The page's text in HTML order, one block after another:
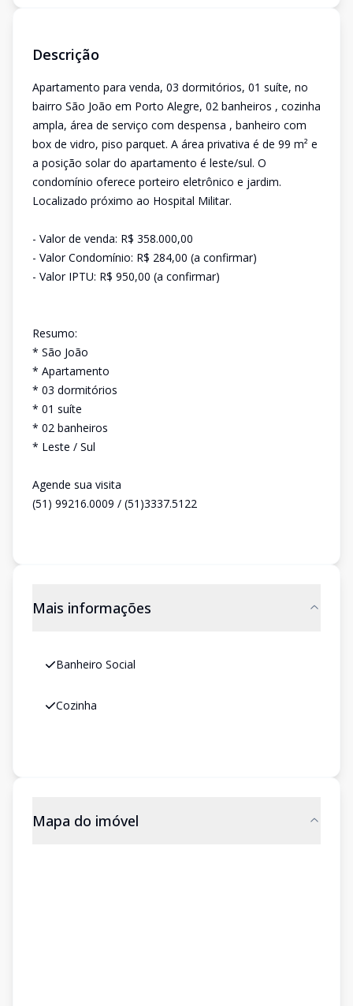
Descrição
Apartamento para venda, 03 dormitórios, 01 suíte, no
bairro São João em Porto Alegre, 02 banheiros , cozinha
ampla, área de serviço com despensa , banheiro com
box de vidro, piso parquet. A área privativa é de 99 m² e
a posição solar do apartamento é leste/sul. O
condomínio oferece porteiro eletrônico e jardim.
Localizado próximo ao Hospital Militar.
- Valor de venda: R$ 358.000,00
- Valor Condomínio: R$ 284,00 (a confirmar)
- Valor IPTU: R$ 950,00 (a confirmar)
Resumo:
* São João
* Apartamento
* 03 dormitórios
* 01 suíte
* 02 banheiros
* Leste / Sul
Agende sua visita
(51) 99216.0009 / (51)3337.5122
Mais informações
Banheiro Social
Cozinha
Mapa do imóvel